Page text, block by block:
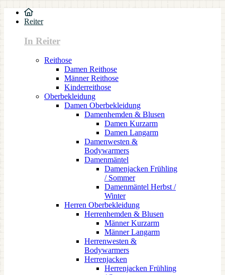
Reiter
In Reiter
Reithose
Damen Reithose
Männer Reithose
Kinderreithose
Oberbekleidung
Damen Oberbekleidung
Damenhemden & Blusen
Damen Kurzarm
Damen Langarm
Damenwesten &
Bodywarmers
Damenmäntel
Damenjacken Frühling
/ Sommer
Damenmäntel Herbst /
Winter
Herren Oberbekleidung
Herrenhemden & Blusen
Männer Kurzarm
Männer Langarm
Herrenwesten &
Bodywarmers
Herrenjacken
Herrenjacken Frühling